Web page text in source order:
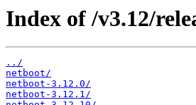
Index of /v3.12/
../
netboot/
netboot-3.12.0/
netboot-3.12.1/